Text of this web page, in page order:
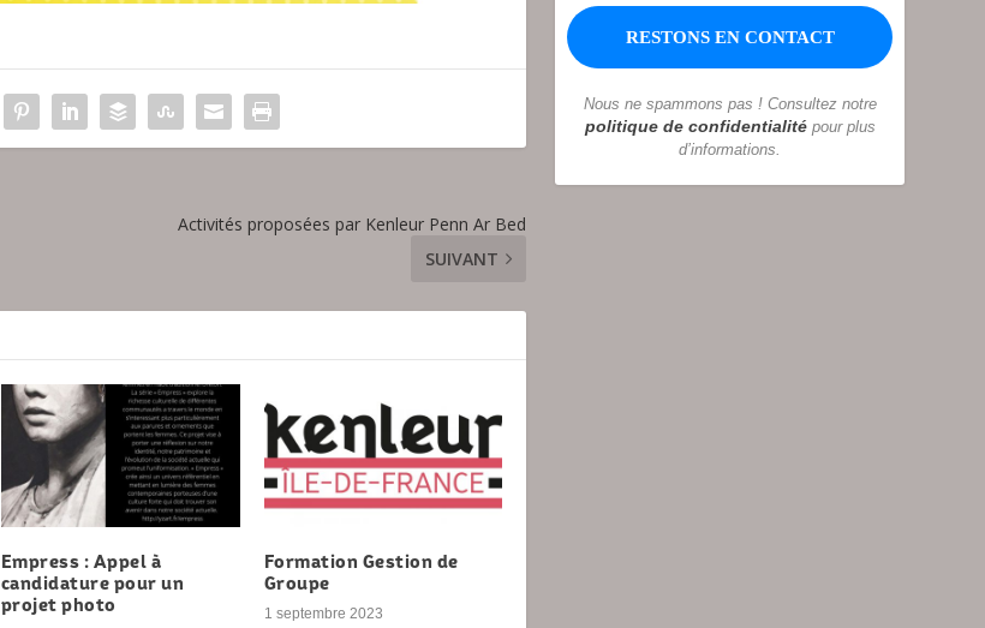
Activités proposées par Kenleur Penn Ar Bed
SUIVANT
Empress : Appel à
candidature pour un
projet photo
Formation Gestion de
Groupe
1 septembre 2023
Nous ne spammons pas ! Consultez notre
politique de confidentialitépour plus
d’informations.